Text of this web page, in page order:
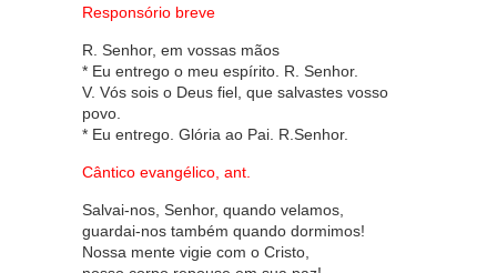
Responsório breve
R. Senhor, em vossas mãos
* Eu entrego o meu espírito. R. Senhor.
V. Vós sois o Deus fiel, que salvastes vosso
povo.
* Eu entrego. Glória ao Pai. R.Senhor.
Cântico evangélico, ant.
Salvai-nos, Senhor, quando velamos,
guardai-nos também quando dormimos!
Nossa mente vigie com o Cristo,